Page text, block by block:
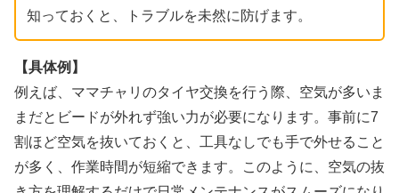
知っておくと、トラブルを未然に防げます。
【具体例】
例えば、ママチャリのタイヤ交換を行う際、空気が多いま
まだとビードが外れず強い力が必要になります。事前に7
割ほど空気を抜いておくと、工具なしでも手で外せること
が多く、作業時間が短縮できます。このように、空気の抜